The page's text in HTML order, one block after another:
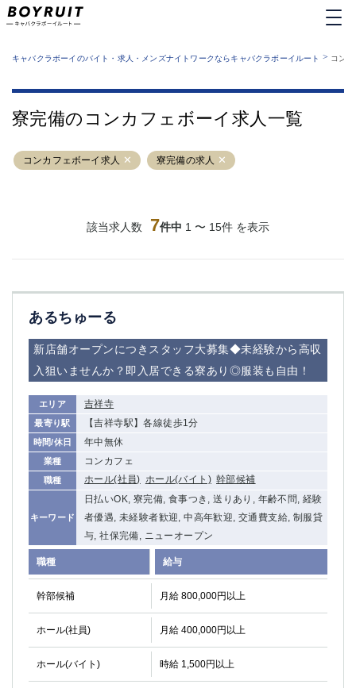
業種から探す
運営者情報
サイトマップ
キャバクラボーイのバイト・求人・メンズナイトワークならキャバクラボーイルート > コン
寮完備のコンカフェボーイ求人一覧
コンカフェボーイ求人 寮完備の求人
該当求人数 7件中 1 〜 15件 を表示
あるちゅーる
新店舗オープンにつきスタッフ大募集◆未経験から高収
入狙いませんか？即入居できる寮あり◎服装も自由！
エリア 吉祥寺
最寄り駅 【吉祥寺駅】各線徒歩1分
時間/休日 年中無休
業種 コンカフェ
職種 ホール(社員) ホール(バイト) 幹部候補
キーワード
日払いOK, 寮完備, 食事つき, 送りあり, 年齢不問, 経験
者優遇, 未経験者歓迎, 中高年歓迎, 交通費支給, 制服貸
与, 社保完備, ニューオープン
職種 給与
幹部候補 月給 800,000円以上
ホール(社員) 月給 400,000円以上
ホール(バイト) 時給 1,500円以上
六本木
池袋
吉祥寺
練馬
恵比寿
蒲田
①六本木 ②西麻布
大山
赤羽
品川
蒲田東口
立川（南口）
新宿
浜松町
中野
府中
中目黒
ひばりヶ丘（北口）
学芸大学
吉祥寺（南口／公園口） 小作・羽村・福生エリア
自由が丘
吉祥寺（北口／東口）
四谷
錦糸町南口
下北沢・経堂
金町（北口）
成増駅徒歩3分の好立地！①JR埼京線「赤羽駅」から徒歩2分 ②東
①歌舞伎町 ②新宿 ③西部新宿 ③東新宿
①歌舞伎町 ②新宿
①銀座 ②新橋
錦糸町(南口)